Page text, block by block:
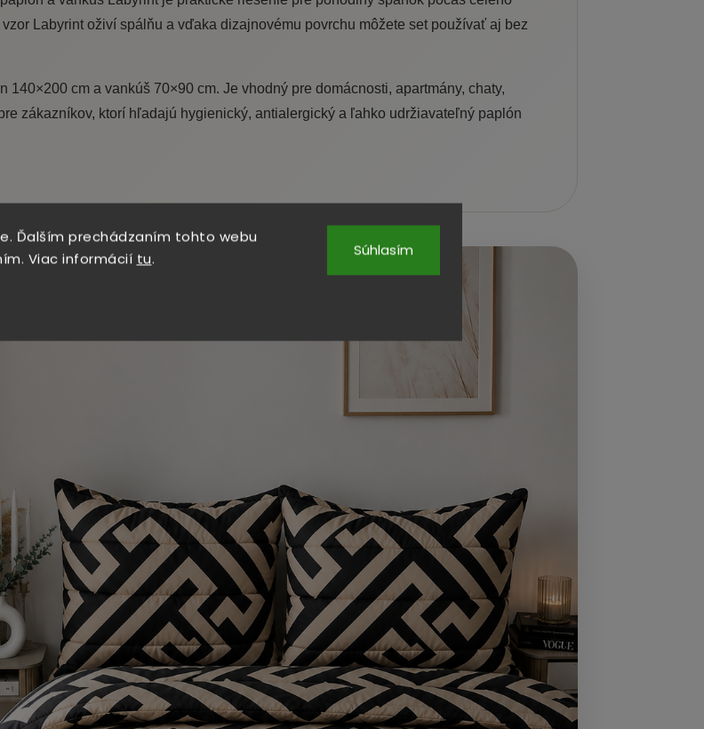
Ďalším prechádzaním tohto webu
Viac informácií tu. Súhlasím
vzor Labyrint oživí spálňu a vďaka dizajnovému povrchu môžete set používať aj bez
140×200 cm a vankúš 70×90 cm. Je vhodný pre domácnosti, apartmány, chaty,
zákazníkov, ktorí hľadajú hygienický, antialergický a ľahko udržiavateľný paplón